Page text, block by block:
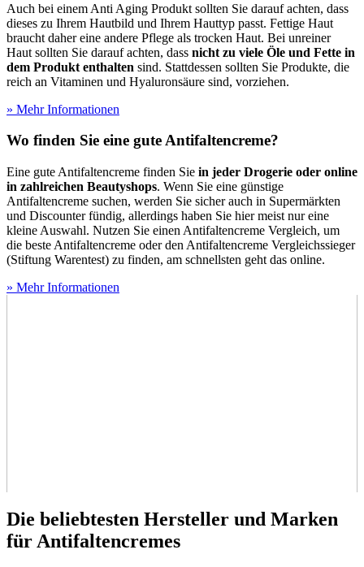
Auch bei einem Anti Aging Produkt sollten Sie darauf achten, dass
dieses zu Ihrem Hautbild und Ihrem Hauttyp passt. Fettige Haut
braucht daher eine andere Pflege als trocken Haut. Bei unreiner
Haut sollten Sie darauf achten, dass nicht zu viele Öle und Fette in
dem Produkt enthalten sind. Stattdessen sollten Sie Produkte, die
reich an Vitaminen und Hyaluronsäure sind, vorziehen.
» Mehr Informationen
Wo finden Sie eine gute Antifaltencreme?
Eine gute Antifaltencreme finden Sie in jeder Drogerie oder online
in zahlreichen Beautyshops. Wenn Sie eine günstige
Antifaltencreme suchen, werden Sie sicher auch in Supermärkten
und Discounter fündig, allerdings haben Sie hier meist nur eine
kleine Auswahl. Nutzen Sie einen Antifaltencreme Vergleich, um
die beste Antifaltencreme oder den Antifaltencreme Vergleichssieger
(Stiftung Warentest) zu finden, am schnellsten geht das online.
» Mehr Informationen
Die beliebtesten Hersteller und Marken
für Antifaltencremes